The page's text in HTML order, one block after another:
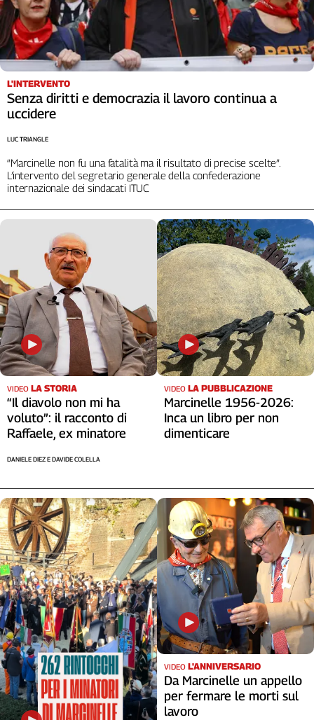
L'INTERVENTO
Senza diritti e democrazia il lavoro continua a
uccidere
“Marcinelle non fu una fatalità ma il risultato di precise scelte”.
L’intervento del segretario generale della confederazione
internazionale dei sindacati ITUC
LUC TRIANGLE
VIDEO LA STORIA
“Il diavolo non mi ha
voluto”: il racconto di
Raffaele, ex minatore
DANIELE DIEZ E DAVIDE COLELLA
VIDEO LA PUBBLICAZIONE
Marcinelle 1956-2026:
Inca un libro per non
dimenticare
VIDEO L'ANNIVERSARIO
Da Marcinelle un appello
per fermare le morti sul
lavoro